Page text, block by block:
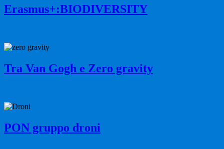
Erasmus+:BIODIVERSITY
Tra Van Gogh e Zero gravity
PON gruppo droni